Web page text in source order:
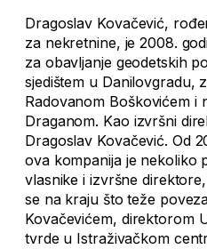
Dragoslav Kovačević,
za nekretnine, je 2008.
za obavljanje geodetskih
sjedištem u Danilovgradu,
Radovanom Boškovićem i
Draganom. Kao izvršni
Dragoslav Kovačević. Od
ova kompanija je nekoliko
vlasnike i izvršne
se na kraju što teže
Kovačevićem, direktorom
tvrde u Istraživačkom